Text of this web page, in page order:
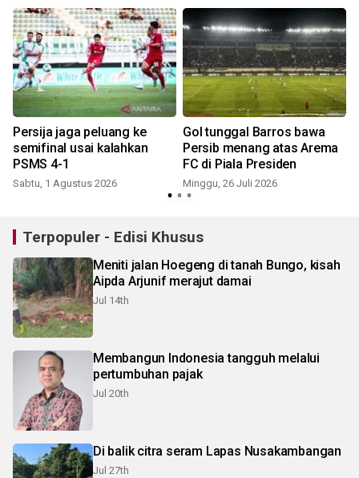
Persija jaga peluang ke
semifinal usai kalahkan
PSMS 4-1
Sabtu, 1 Agustus 2026
Gol tunggal Barros bawa
Persib menang atas Arema
FC di Piala Presiden
Minggu, 26 Juli 2026
Terpopuler - Edisi Khusus
Meniti jalan Hoegeng di tanah Bungo, kisah
Aipda Arjunif merajut damai
Jul 14th
Membangun Indonesia tangguh melalui
pertumbuhan pajak
Jul 20th
Di balik citra seram Lapas Nusakambangan
Jul 27th